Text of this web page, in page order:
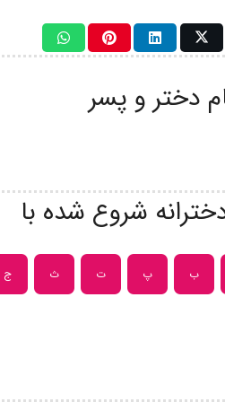
دختر و پسر
شروع شده با
ب پ ت ث ج